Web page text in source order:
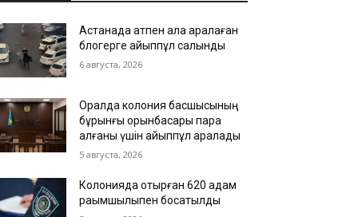
Астанада атпен қала аралаған
блогерге айыппұл салынды
6 августа, 2026
Оралда колония басшысының
бұрынғы орынбасары пара
алғаны үшін айыппұл арқалады
5 августа, 2026
Колонияда отырған 620 адам
рақымшылықпен босатылды